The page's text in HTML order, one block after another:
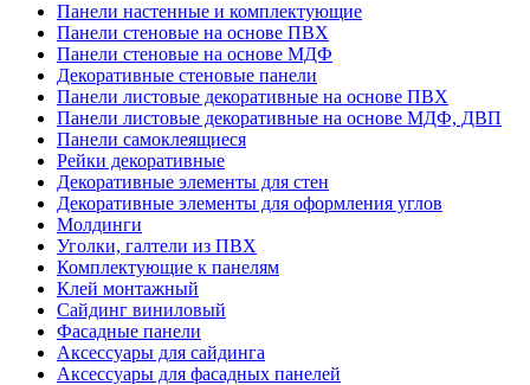
Панели настенные и комплектующие
Панели стеновые на основе ПВХ
Панели стеновые на основе МДФ
Декоративные стеновые панели
Панели листовые декоративные на основе ПВХ
Панели листовые декоративные на основе МДФ, ДВП
Панели самоклеящиеся
Рейки декоративные
Декоративные элементы для стен
Декоративные элементы для оформления углов
Молдинги
Уголки, галтели из ПВХ
Комплектующие к панелям
Клей монтажный
Сайдинг виниловый
Фасадные панели
Аксессуары для сайдинга
Аксессуары для фасадных панелей